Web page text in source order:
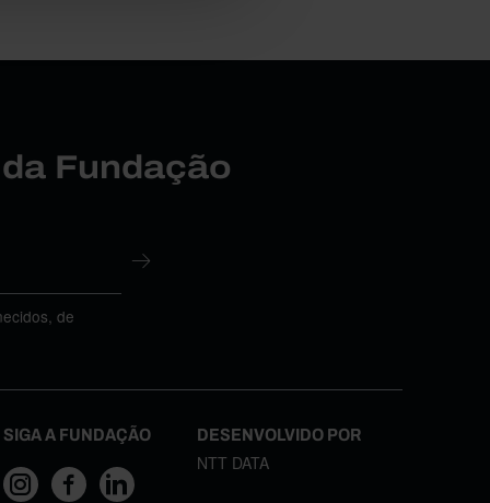
Fundação
de
SIGA A FUNDAÇÃO DESENVOLVIDO POR
NTT DATA